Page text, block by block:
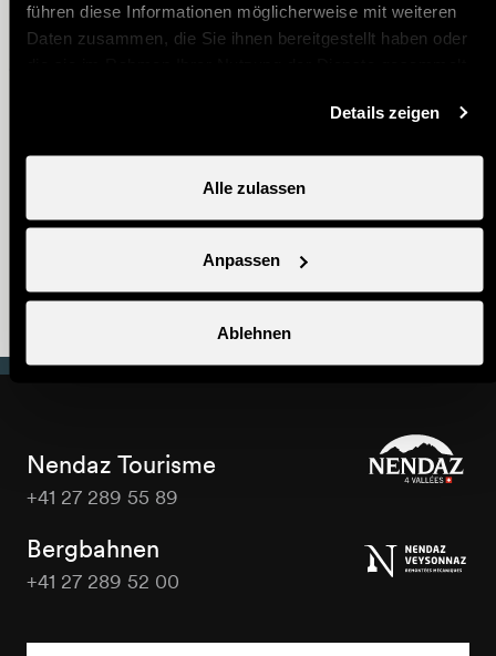
führen diese Informationen möglicherweise mit weiteren
Daten zusammen, die Sie ihnen bereitgestellt haben oder
Details zeigen
Alle zulassen
Anpassen
Ablehnen
Nendaz eBike Tour
Nendaz Trekking
Nendaz Tourisme
+41 27 289 55 89
Bergbahnen
+41 27 289 52 00